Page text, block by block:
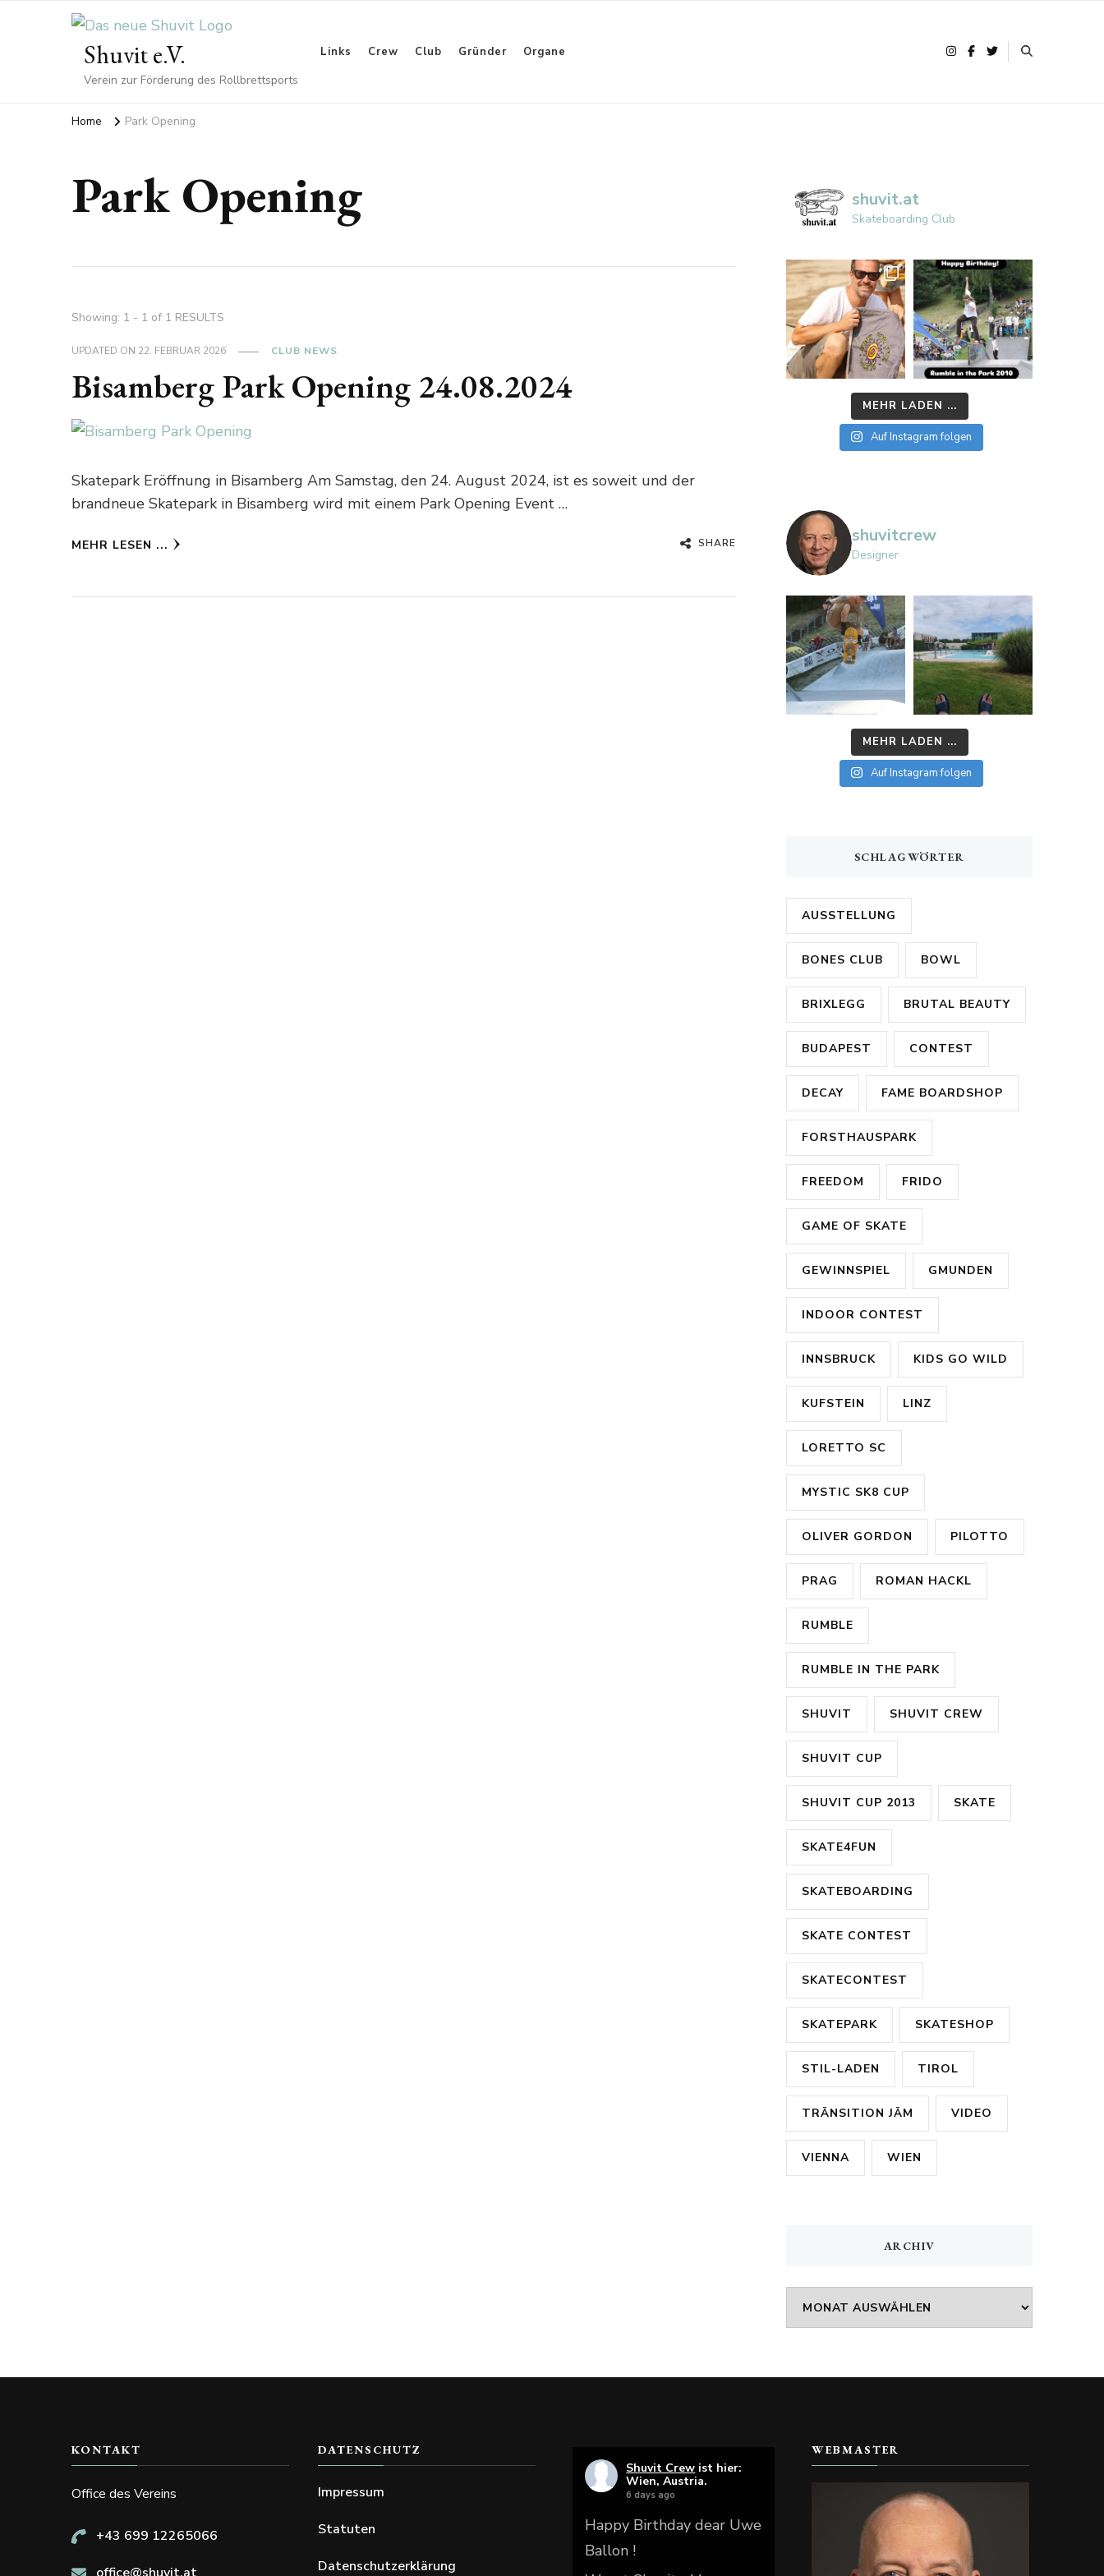
Shuvit e.V.
Verein zur Förderung des Rollbrettsports
Links Crew Club Gründer Organe
Home Park Opening
Park Opening
Showing: 1 - 1 of 1 RESULTS
UPDATED ON 22. FEBRUAR 2026 CLUB NEWS
Bisamberg Park Opening 24.08.2024
Skatepark Eröffnung in Bisamberg Am Samstag, den 24. August 2024, ist es soweit und der
brandneue Skatepark in Bisamberg wird mit einem Park Opening Event …
MEHR LESEN ... SHARE
shuvit.at
Skateboarding Club
MEHR LADEN ...
Auf Instagram folgen
shuvitcrew
Designer
MEHR LADEN ...
Auf Instagram folgen
SCHLAGWÖRTER
AUSSTELLUNG
BONES CLUB BOWL
BRIXLEGG BRUTAL BEAUTY
BUDAPEST CONTEST
DECAY FAME BOARDSHOP
FORSTHAUSPARK
FREEDOM FRIDO
GAME OF SKATE
GEWINNSPIEL GMUNDEN
INDOOR CONTEST
INNSBRUCK KIDS GO WILD
KUFSTEIN LINZ
LORETTO SC
MYSTIC SK8 CUP
OLIVER GORDON PILOTTO
PRAG ROMAN HACKL
RUMBLE
RUMBLE IN THE PARK
SHUVIT SHUVIT CREW
SHUVIT CUP
SHUVIT CUP 2013 SKATE
SKATE4FUN
SKATEBOARDING
SKATE CONTEST
SKATECONTEST
SKATEPARK SKATESHOP
STIL-LADEN TIROL
TRÄNSITION JÄM VIDEO
VIENNA WIEN
ARCHIV
Archiv
KONTAKT
Office des Vereins
+43 699 12265066
DATENSCHUTZ
Impressum
Statuten
Datenschutzerklärung
Shuvit Crew ist hier:
Wien, Austria.
6 days ago
Happy Birthday dear Uwe
Ballon !
WEBMASTER